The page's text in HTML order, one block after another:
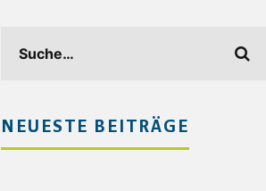
NEUESTE BEITRÄGE